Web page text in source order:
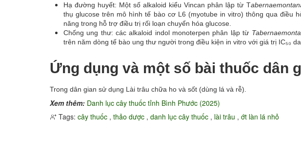
Hạ đường huyết: Một số alkaloid kiểu Vincan phân lập từ T
thụ glucose trên mô hình tế bào cơ L6 (myotube in vitro) thông qua điều
năng trong hỗ trợ điều trị rối loạn chuyển hóa glucose.
Chống ung thư: các alkaloid indol monoterpen phân lập từ
trên năm dòng tế bào ung thư người trong điều kiện in vitro với giá trị IC₅₀
Ứng dụng và một số bài thuốc dân
Trong dân gian sử dụng Lài trâu chữa ho và sốt (dùng lá và rễ).
Xem thêm: Danh lục cây thuốc tỉnh Bình Phước (2025)
Tags: cây thuốc , thảo dược , danh lục cây thuốc , lài trâu , ớt làn lá nhỏ